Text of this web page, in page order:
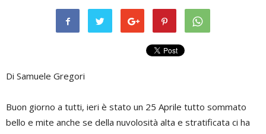
Di Samuele Gregori
Buon giorno a tutti, ieri è stato un 25 Aprile tutto sommato
bello e mite anche se della nuvolosità alta e stratificata ci ha